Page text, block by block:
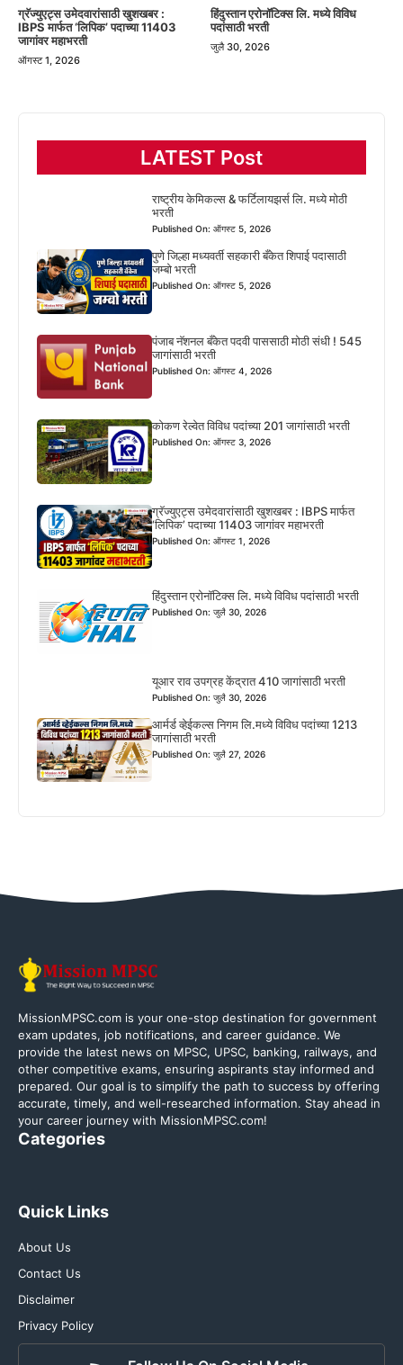
ग्रॅज्युएट्स उमेदवारांसाठी खुशखबर :
IBPS मार्फत ‘लिपिक’ पदाच्या 11403
जागांवर महाभरती
ऑगस्ट 1, 2026
हिंदुस्तान एरोनॉटिक्स लि. मध्ये विविध
पदांसाठी भरती
जुलै 30, 2026
LATEST Post
राष्ट्रीय केमिकल्स & फर्टिलायझर्स लि. मध्ये मोठी
भरती
Published On: ऑगस्ट 5, 2026
पुणे जिल्हा मध्यवर्ती सहकारी बँकेत शिपाई पदासाठी
जम्बो भरती
Published On: ऑगस्ट 5, 2026
पंजाब नॅशनल बँकेत पदवी पाससाठी मोठी संधी ! 545
जागांसाठी भरती
Published On: ऑगस्ट 4, 2026
कोकण रेल्वेत विविध पदांच्या 201 जागांसाठी भरती
Published On: ऑगस्ट 3, 2026
ग्रॅज्युएट्स उमेदवारांसाठी खुशखबर : IBPS मार्फत
‘लिपिक’ पदाच्या 11403 जागांवर महाभरती
Published On: ऑगस्ट 1, 2026
हिंदुस्तान एरोनॉटिक्स लि. मध्ये विविध पदांसाठी भरती
Published On: जुलै 30, 2026
यूआर राव उपग्रह केंद्रात 410 जागांसाठी भरती
Published On: जुलै 30, 2026
आर्मर्ड व्हेईकल्स निगम लि.मध्ये विविध पदांच्या 1213
जागांसाठी भरती
Published On: जुलै 27, 2026
MissionMPSC.com is your one-stop destination for government
exam updates, job notifications, and career guidance. We
provide the latest news on MPSC, UPSC, banking, railways, and
other competitive exams, ensuring aspirants stay informed and
prepared. Our goal is to simplify the path to success by offering
accurate, timely, and well-researched information. Stay ahead in
your career journey with MissionMPSC.com!
Categories
Quick Links
About Us
Contact Us
Disclaimer
Privacy Policy